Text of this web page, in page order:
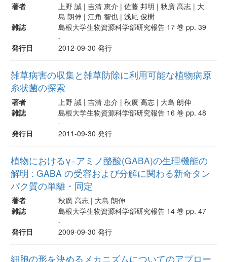
著者
上野 誠 | 吉清 恵介 | 佐藤 邦明 | 秋廣 高志 | 大
島 朗伸 | 江角 智也 | 浅尾 俊樹
雑誌
島根大学生物資源科学部研究報告 17 巻 pp. 39
-
発行日
2012-09-30 発行
雑草病害の収集と雑草防除に利用可能な植物病原
糸状菌の探索
著者
上野 誠 | 吉清 恵介 | 秋廣 高志 | 大島 朗伸
雑誌
島根大学生物資源科学部研究報告 16 巻 pp. 48
-
発行日
2011-09-30 発行
植物におけるγ−アミノ酪酸(GABA)の生理機能の
解明 : GABA の受容および分解に関わる新奇タン
パク質の単離・同定
著者
秋廣 高志 | 大島 朗伸
雑誌
島根大学生物資源科学部研究報告 14 巻 pp. 47
-
発行日
2009-09-30 発行
細胞の形を決めるメカニズムについてのアプロー